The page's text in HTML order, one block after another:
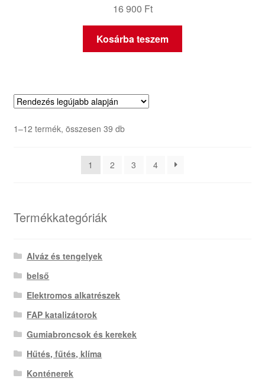
16 900 Ft
Kosárba teszem
1–12 termék, összesen 39 dbSorted
1
2 3 4
Termékkategóriák
Alváz és tengelyek
belső
Elektromos alkatrészek
FAP katalizátorok
Gumiabroncsok és kerekek
Hűtés, fűtés, klíma
Konténerek